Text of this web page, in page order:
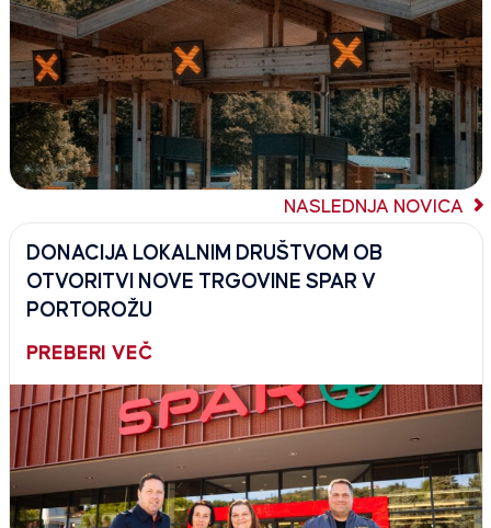
NASLEDNJA NOVICA
DONACIJA LOKALNIM DRUŠTVOM OB
OTVORITVI NOVE TRGOVINE SPAR V
PORTOROŽU
PREBERI VEČ